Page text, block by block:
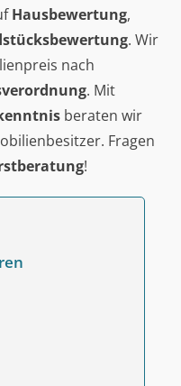
Hausbewertung,
. Wir
nach
. Mit
beraten wir
Fragen
!